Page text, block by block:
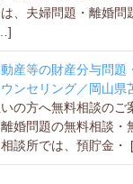
、夫婦問題・離婚問
産等の財産分与問題
ンセリング／岡山県
の方へ無料相談のご
婚問題の無料相談・
談所では、預貯金